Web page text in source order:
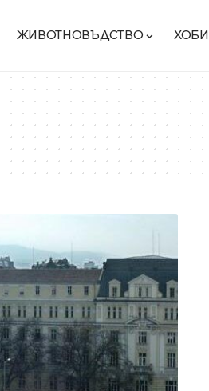
ЖИВОТНОВЪДСТВО ХОБИ